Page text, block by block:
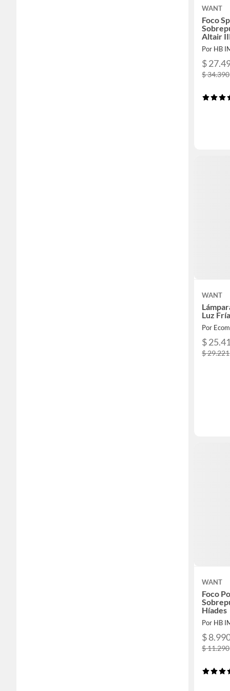
WANT
Foco
Altair
Por HB
$
$ 34.390
WANT
Luz
Por
$
$ 29.221
WANT
Foco
Híades
Por HB
$
$ 11.290